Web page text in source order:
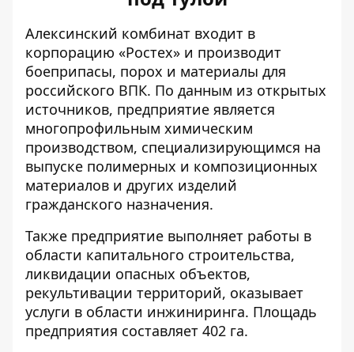
Алексинский комбинат входит в
корпорацию «Ростех» и производит
боеприпасы, порох и материалы для
российского ВПК. По данным из открытых
источников, предприятие является
многопрофильным химическим
производством, специализирующимся на
выпуске полимерных и композиционных
материалов и других изделий
гражданского назначения.
Также предприятие выполняет работы в
области капитального строительства,
ликвидации опасных объектов,
рекультивации территорий, оказывает
услуги в области инжиниринга. Площадь
предприятия составляет 402 га.